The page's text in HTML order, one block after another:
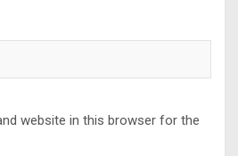
website in this browser for the